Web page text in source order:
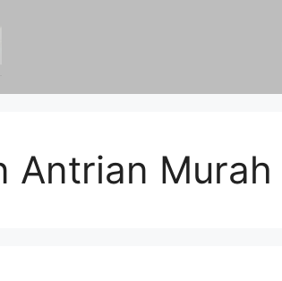
Antrian Murah